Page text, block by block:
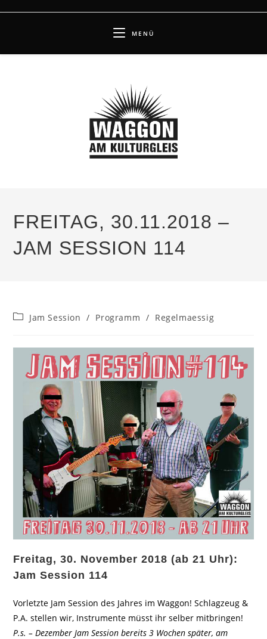
MENÜ
FREITAG, 30.11.2018 –
JAM SESSION 114
Beitrags-
Jam Session / Programm / Regelmaessig
Freitag, 30. November 2018 (ab 21 Uhr):
Jam Session 114
Vorletzte Jam Session des Jahres im Waggon! Schlagzeug &
P.A. stellen wir, Instrumente müsst ihr selber mitbringen!
P.s. – Dezember Jam Session bereits 3 Wochen später, am